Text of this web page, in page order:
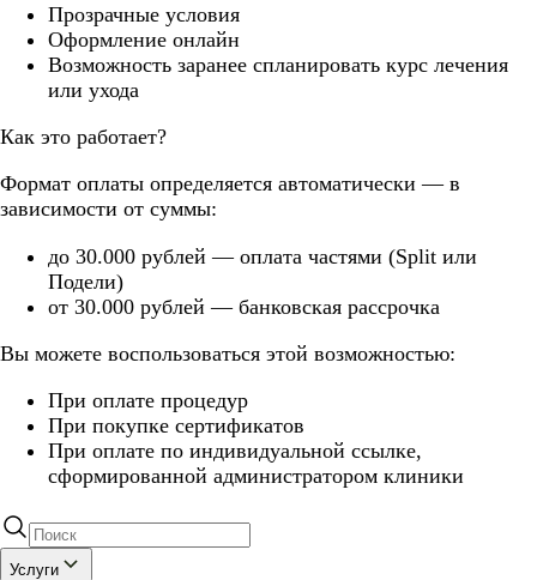
Прозрачные условия
Оформление онлайн
Возможность заранее спланировать курс лечения
или ухода
Как это работает?
Формат оплаты определяется автоматически — в
зависимости от суммы:
до 30.000 рублей — оплата частями (Split или
Подели)
от 30.000 рублей — банковская рассрочка
Вы можете воспользоваться этой возможностью:
При оплате процедур
При покупке сертификатов
При оплате по индивидуальной ссылке,
сформированной администратором клиники
Услуги